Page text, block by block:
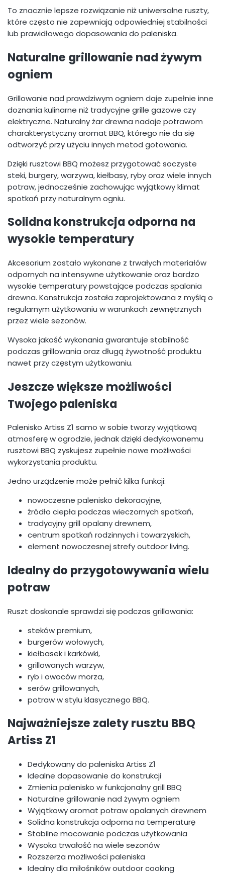
To znacznie lepsze rozwiązanie niż uniwersalne ruszty,
które często nie zapewniają odpowiedniej stabilności
lub prawidłowego dopasowania do paleniska.
Naturalne grillowanie nad żywym
ogniem
Grillowanie nad prawdziwym ogniem daje zupełnie inne
doznania kulinarne niż tradycyjne grille gazowe czy
elektryczne. Naturalny żar drewna nadaje potrawom
charakterystyczny aromat BBQ, którego nie da się
odtworzyć przy użyciu innych metod gotowania.
Dzięki rusztowi BBQ możesz przygotować soczyste
steki, burgery, warzywa, kiełbasy, ryby oraz wiele innych
potraw, jednocześnie zachowując wyjątkowy klimat
spotkań przy naturalnym ogniu.
Solidna konstrukcja odporna na
wysokie temperatury
Akcesorium zostało wykonane z trwałych materiałów
odpornych na intensywne użytkowanie oraz bardzo
wysokie temperatury powstające podczas spalania
drewna. Konstrukcja została zaprojektowana z myślą o
regularnym użytkowaniu w warunkach zewnętrznych
przez wiele sezonów.
Wysoka jakość wykonania gwarantuje stabilność
podczas grillowania oraz długą żywotność produktu
nawet przy częstym użytkowaniu.
Jeszcze większe możliwości
Twojego paleniska
Palenisko Artiss Z1 samo w sobie tworzy wyjątkową
atmosferę w ogrodzie, jednak dzięki dedykowanemu
rusztowi BBQ zyskujesz zupełnie nowe możliwości
wykorzystania produktu.
Jedno urządzenie może pełnić kilka funkcji:
nowoczesne palenisko dekoracyjne,
źródło ciepła podczas wieczornych spotkań,
tradycyjny grill opalany drewnem,
centrum spotkań rodzinnych i towarzyskich,
element nowoczesnej strefy outdoor living.
Idealny do przygotowywania wielu
potraw
Ruszt doskonale sprawdzi się podczas grillowania:
steków premium,
burgerów wołowych,
kiełbasek i karkówki,
grillowanych warzyw,
ryb i owoców morza,
serów grillowanych,
potraw w stylu klasycznego BBQ.
Najważniejsze zalety rusztu BBQ
Artiss Z1
Dedykowany do paleniska Artiss Z1
Idealne dopasowanie do konstrukcji
Zmienia palenisko w funkcjonalny grill BBQ
Naturalne grillowanie nad żywym ogniem
Wyjątkowy aromat potraw opalanych drewnem
Solidna konstrukcja odporna na temperaturę
Stabilne mocowanie podczas użytkowania
Wysoka trwałość na wiele sezonów
Rozszerza możliwości paleniska
Idealny dla miłośników outdoor cooking